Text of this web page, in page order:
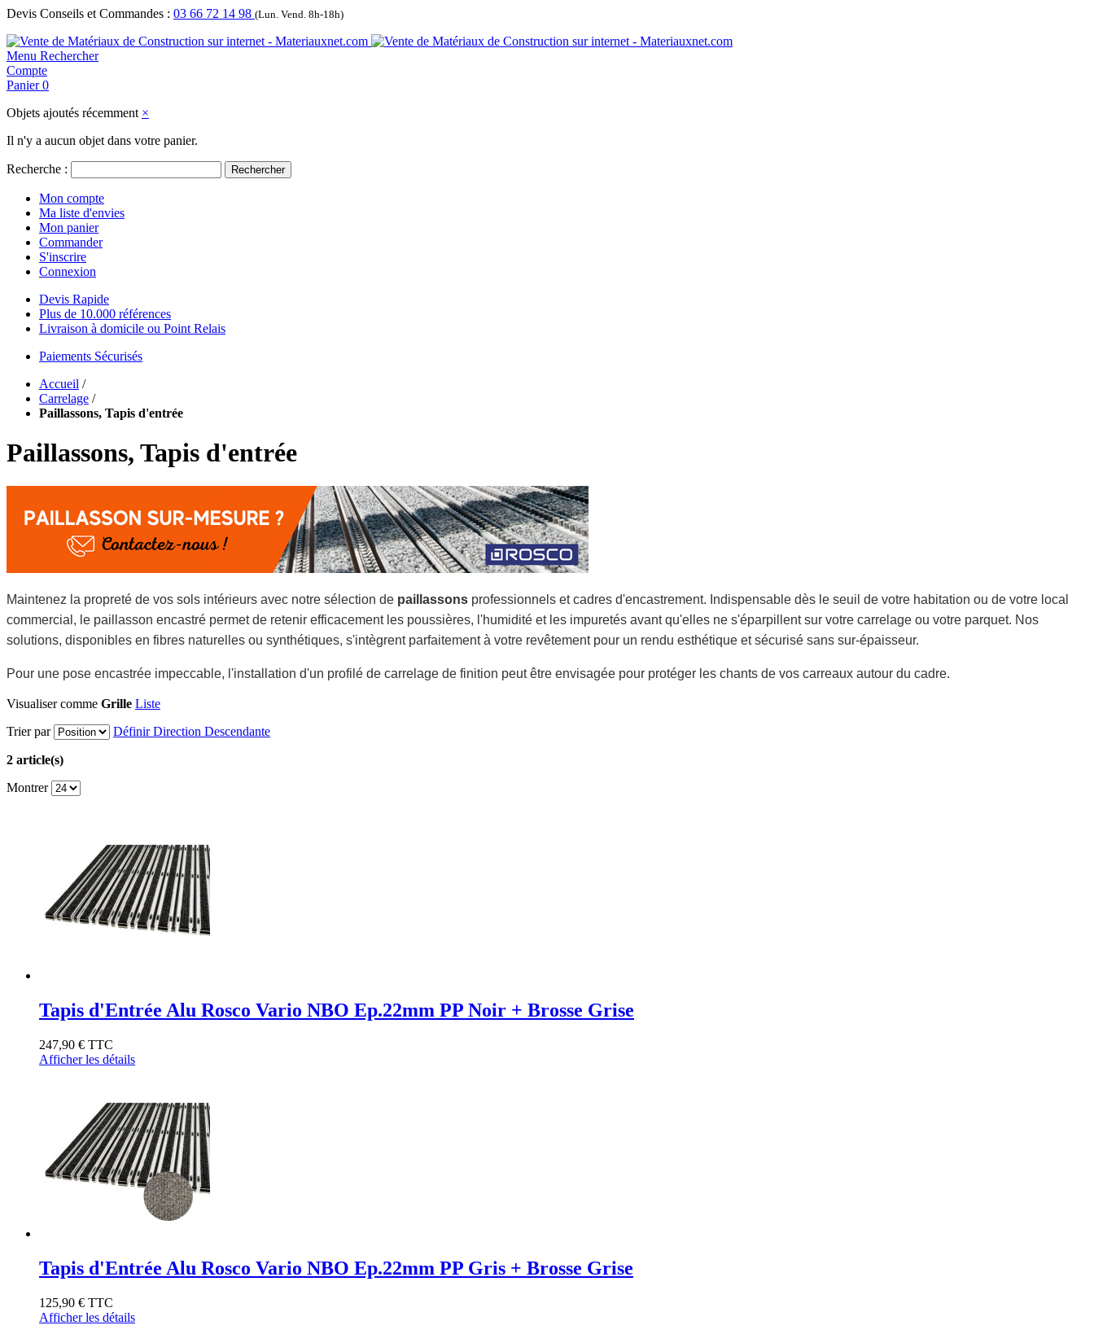
Devis Conseils et Commandes : 03 66 72 14 98 (Lun. Vend. 8h-18h)
Menu Rechercher
Compte
Panier 0
Objets ajoutés récemment ×
Il n'y a aucun objet dans votre panier.
Recherche : Rechercher
Mon compte
Ma liste d'envies
Mon panier
Commander
S'inscrire
Connexion
Devis Rapide
Plus de 10.000 références
Livraison à domicile ou Point Relais
Paiements Sécurisés
Accueil /
Carrelage /
Paillassons, Tapis d'entrée
Paillassons, Tapis d'entrée
Maintenez la propreté de vos sols intérieurs avec notre sélection de paillassons professionnels et cadres d'encastrement. Indispensable dès le seuil de votre habitation ou de votre local
commercial, le paillasson encastré permet de retenir efficacement les poussières, l'humidité et les impuretés avant qu'elles ne s'éparpillent sur votre carrelage ou votre parquet. Nos
solutions, disponibles en fibres naturelles ou synthétiques, s'intègrent parfaitement à votre revêtement pour un rendu esthétique et sécurisé sans sur-épaisseur.
Pour une pose encastrée impeccable, l'installation d'un profilé de carrelage de finition peut être envisagée pour protéger les chants de vos carreaux autour du cadre.
Visualiser comme Grille Liste
Trier par
Définir Direction Descendante
2 article(s)
Montrer
Tapis d'Entrée Alu Rosco Vario NBO Ep.22mm PP Noir + Brosse Grise
247,90 € TTC
Afficher les détails
Tapis d'Entrée Alu Rosco Vario NBO Ep.22mm PP Gris + Brosse Grise
125,90 € TTC
Afficher les détails